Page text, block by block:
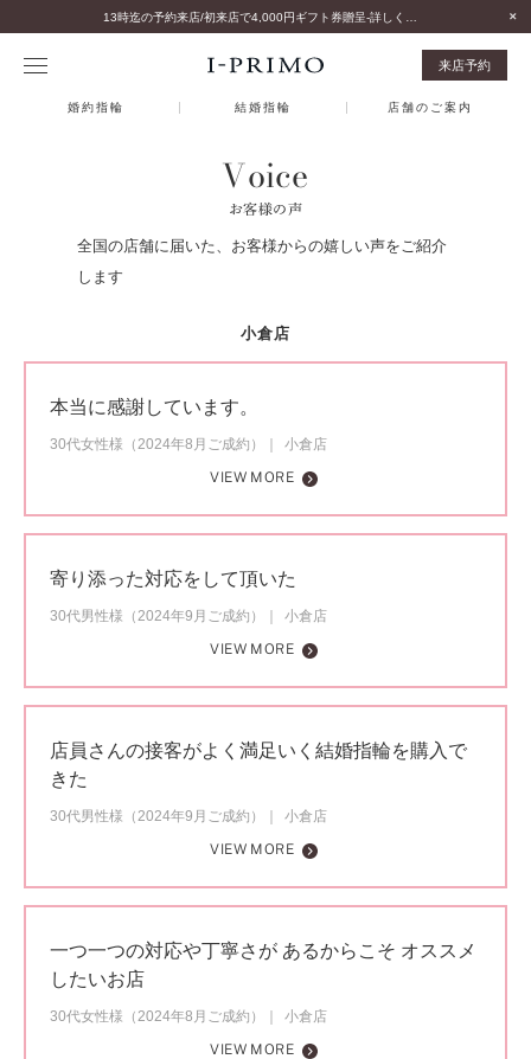
来店予約
婚約指輪 結婚指輪 店舗のご案内
Voice
お客様の声
全国の店舗に届いた、お客様からの嬉しい声をご紹介
します
小倉店
本当に感謝しています。
30代女性様（2024年8月ご成約）
小倉店
VIEW MORE
寄り添った対応をして頂いた
30代男性様（2024年9月ご成約）
小倉店
VIEW MORE
店員さんの接客がよく満足いく結婚指輪を購入で
きた
30代男性様（2024年9月ご成約）
小倉店
VIEW MORE
一つ一つの対応や丁寧さが あるからこそ オススメ
したいお店
30代女性様（2024年8月ご成約）
小倉店
VIEW MORE